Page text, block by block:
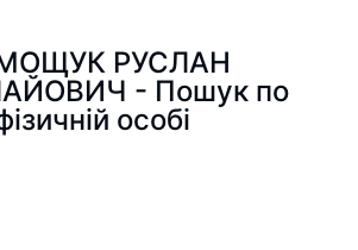
РУСЛАН
- Пошук по
особі